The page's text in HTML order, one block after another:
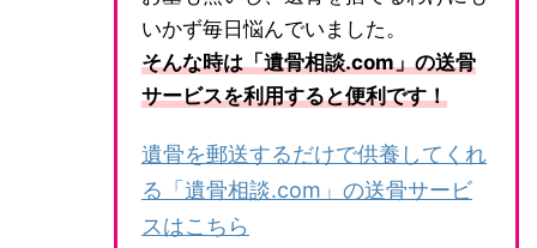
いかず毎日悩んでいました。
そんな時は「遺骨相談.com」の送骨
サービスを利用すると便利です！
遺骨を郵送するだけで供養してくれ
る「遺骨相談.com」の送骨サービ
スはこちら